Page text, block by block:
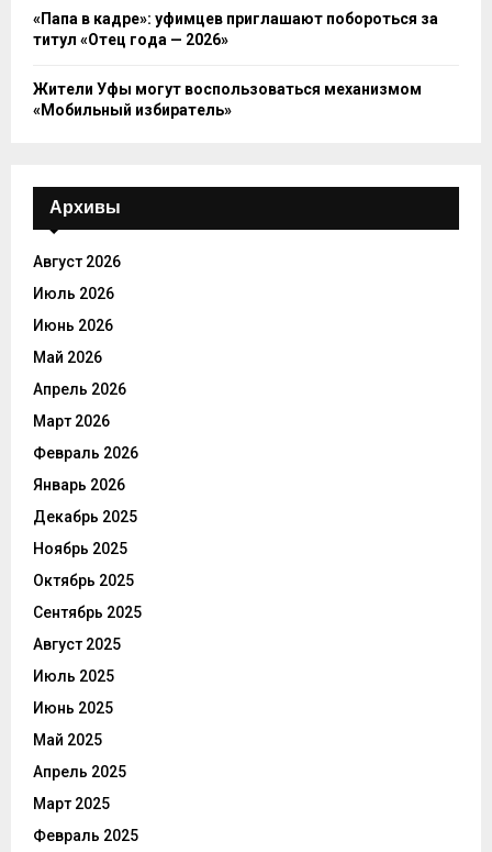
«Папа в кадре»: уфимцев приглашают побороться за
титул «Отец года — 2026»
Жители Уфы могут воспользоваться механизмом
«Мобильный избиратель»
Архивы
Август 2026
Июль 2026
Июнь 2026
Май 2026
Апрель 2026
Март 2026
Февраль 2026
Январь 2026
Декабрь 2025
Ноябрь 2025
Октябрь 2025
Сентябрь 2025
Август 2025
Июль 2025
Июнь 2025
Май 2025
Апрель 2025
Март 2025
Февраль 2025